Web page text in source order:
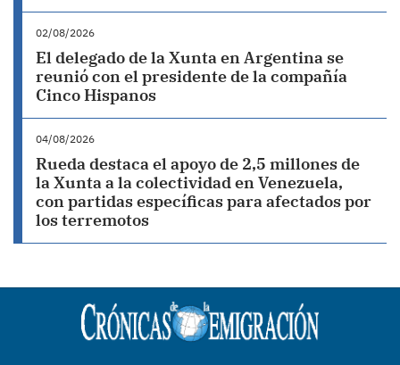
02/08/2026
El delegado de la Xunta en Argentina se
reunió con el presidente de la compañía
Cinco Hispanos
04/08/2026
Rueda destaca el apoyo de 2,5 millones de
la Xunta a la colectividad en Venezuela,
con partidas específicas para afectados por
los terremotos